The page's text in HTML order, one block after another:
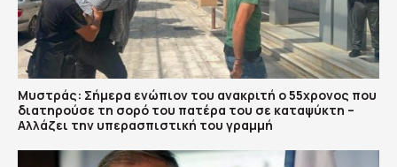
Μυστράς: Σήμερα ενώπιον του ανακριτή ο 55χρονος που
διατηρούσε τη σορό του πατέρα του σε καταψύκτη –
Αλλάζει την υπερασπιστική του γραμμή